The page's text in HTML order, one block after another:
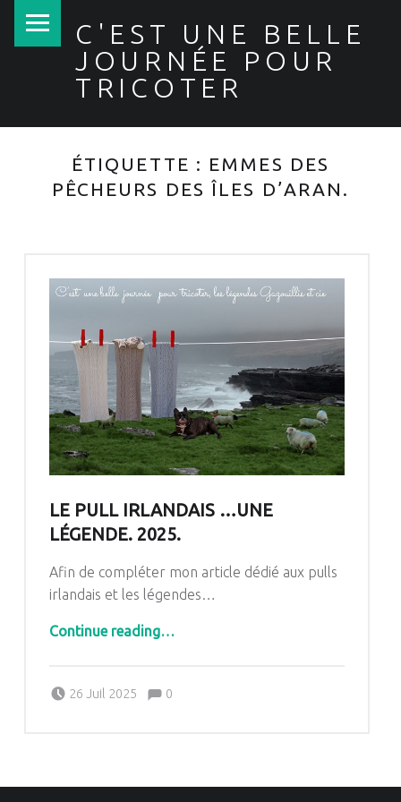
C'EST UNE BELLE
JOURNÉE POUR
TRICOTER
ÉTIQUETTE : EMMES DES
PÊCHEURS DES ÎLES D’ARAN.
LE PULL IRLANDAIS …UNE
LÉGENDE. 2025.
Afin de compléter mon article dédié aux pulls
irlandais et les légendes…
Continue reading“Le pull Irlandais …une légende. 2025.”
…
26 Juil 2025
Pascale G&-BdC-WKF
Comments:0